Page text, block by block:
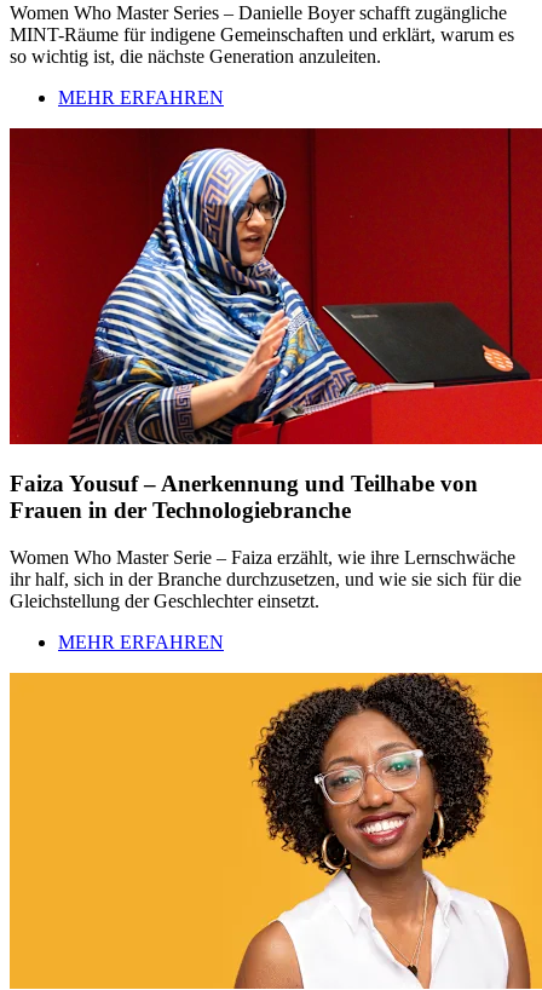
Women Who Master Series – Danielle Boyer schafft zugängliche
MINT-Räume für indigene Gemeinschaften und erklärt, warum es
so wichtig ist, die nächste Generation anzuleiten.
MEHR ERFAHREN
Faiza Yousuf – Anerkennung und Teilhabe von
Frauen in der Technologiebranche
Women Who Master Serie – Faiza erzählt, wie ihre Lernschwäche
ihr half, sich in der Branche durchzusetzen, und wie sie sich für die
Gleichstellung der Geschlechter einsetzt.
MEHR ERFAHREN